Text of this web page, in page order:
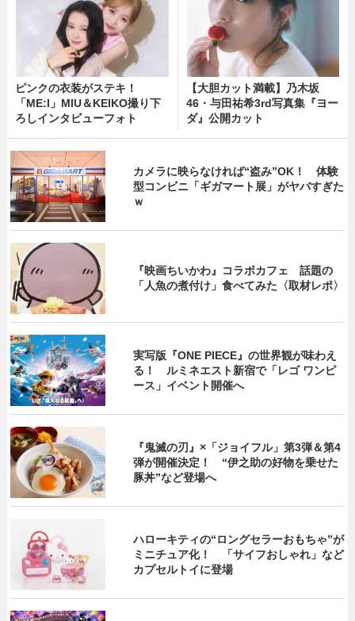
ピンクの衣装がステキ！
「ME:I」MIU＆KEIKO撮り下
ろしインタビューフォト
【大胆カット満載】乃木坂
46・与田祐希3rd写真集『ヨー
ダ』公開カット
カメラに映らなければ“盗み”OK！ 体験
型コンビニ「ギガマート展」がヤバすぎた
ｗ
『映画ちいかわ』コラボカフェ 話題の
「人魚の煮付け」食べてみた〈取材レポ〉
実写版『ONE PIECE』の世界観が味わえ
る！ ルミネエスト新宿で「レゴ ワンピ
ース」イベント開催へ
『鬼滅の刃』×「ジョイフル」第3弾＆第4
弾が開催決定！ “伊之助の好物を乗せた
豚丼”など登場へ
ハローキティの“ロングセラーおもちゃ”が
ミニチュア化！ 「サイフおしゃれ」など
カプセルトイに登場